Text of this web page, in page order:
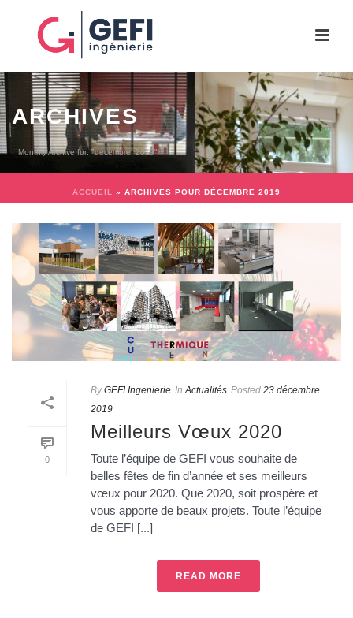
ARCHIVES
Monthly Archive for: "décembre, 2019"
ACCUEIL » ARCHIVES POUR DÉCEMBRE 2019
0
By GEFI Ingenierie In Actualités Posted 23 décembre
2019
Meilleurs Vœux 2020
Toute l’équipe de GEFI vous souhaite de
belles fêtes de fin d’année et ses meilleurs
vœux pour 2020. Que 2020, soit prospère et
vous apporte de beaux projets. Toute l’équipe
de GEFI [...]
READ MORE